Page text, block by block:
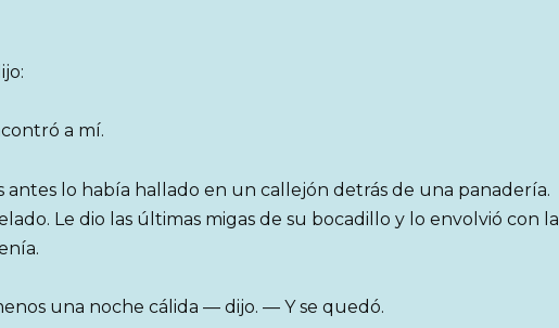
a mí.
lo había hallado en un callejón detrás de una panadería.
Le dio las últimas migas de su bocadillo y lo envolvió con la
una noche cálida — dijo. — Y se quedó.